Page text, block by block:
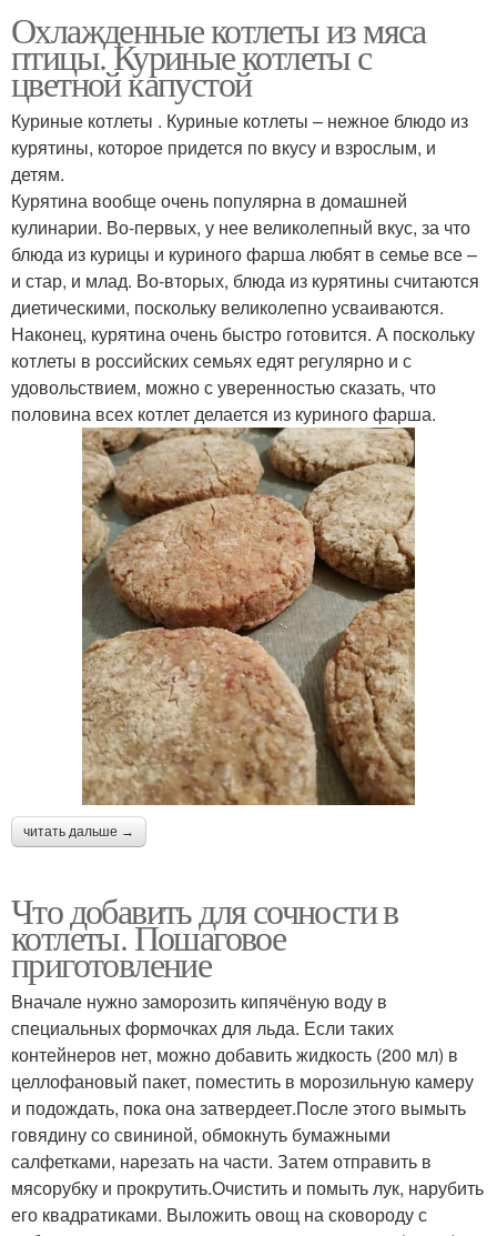
Охлажденные котлеты из мяса
птицы. Куриные котлеты с
цветной капустой
Куриные котлеты . Куриные котлеты – нежное блюдо из
курятины, которое придется по вкусу и взрослым, и
детям.
Курятина вообще очень популярна в домашней
кулинарии. Во-первых, у нее великолепный вкус, за что
блюда из курицы и куриного фарша любят в семье все –
и стар, и млад. Во-вторых, блюда из курятины считаются
диетическими, поскольку великолепно усваиваются.
Наконец, курятина очень быстро готовится. А поскольку
котлеты в российских семьях едят регулярно и с
удовольствием, можно с уверенностью сказать, что
половина всех котлет делается из куриного фарша.
читать дальше →
Что добавить для сочности в
котлеты. Пошаговое
приготовление
Вначале нужно заморозить кипячёную воду в
специальных формочках для льда. Если таких
контейнеров нет, можно добавить жидкость (200 мл) в
целлофановый пакет, поместить в морозильную камеру
и подождать, пока она затвердеет.После этого вымыть
говядину со свининой, обмокнуть бумажными
салфетками, нарезать на части. Затем отправить в
мясорубку и прокрутить.Очистить и помыть лук, нарубить
его квадратиками. Выложить овощ на сковороду с